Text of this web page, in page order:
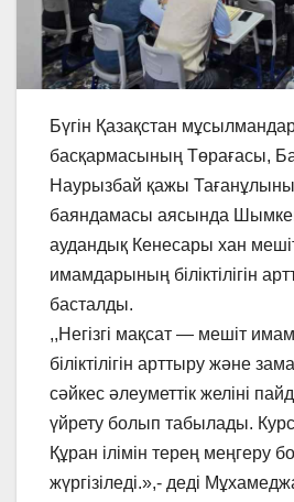
Бүгін Қазақстан
басқармасының Төрағасы,
Наурызбай қажы
баяндамасы аясында
аудандық Кенесары хан
имамдарының біліктілігін
басталды.
,,Негізгі мақсат — мешіт
біліктілігін арттыру және
сәйкес әлеуметтік желіні
үйрету болып табылады.
Құран ілімін терең меңгеру
жүргізіледі.»,- деді